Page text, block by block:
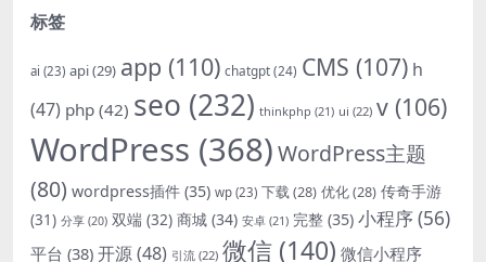
标签
ai (23) api(29) app (110) chatgpt(24) CMS (107) h
(47) php (42) seo (232) thinkphp (21) ui (22) v (106)
WordPress (368)WordPress主题
(80) wordpress插件 (35) wp (23) 下载(28) 优化(28) 传奇手游
(31) 分享 (20) 双端 (32) 商城 (34) 安卓 (21) 完整 (35) 小程序(56)
平台 (38) 开源(48) 引流 (22) 微信 (140) 微信小程序